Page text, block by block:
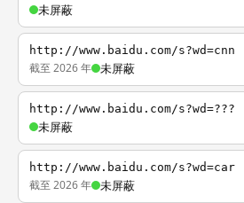
未屏蔽
http://www.baidu.com/s?wd=cnn
截至 2026 年 未屏蔽
http://www.baidu.com/s?wd=???
未屏蔽
http://www.baidu.com/s?wd=car
截至 2026 年 未屏蔽